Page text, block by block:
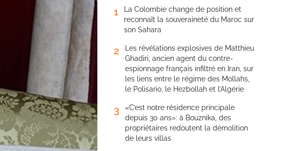
1
La Colombie change de position et
reconnaît la souveraineté du Maroc sur
son Sahara
2
Les révélations explosives de Matthieu
Ghadiri, ancien agent du contre-
espionnage français infiltré en Iran, sur
les liens entre le régime des Mollahs,
le Polisario, le Hezbollah et l’Algérie
3
«C’est notre résidence principale
depuis 30 ans»: à Bouznika, des
propriétaires redoutent la démolition
de leurs villas